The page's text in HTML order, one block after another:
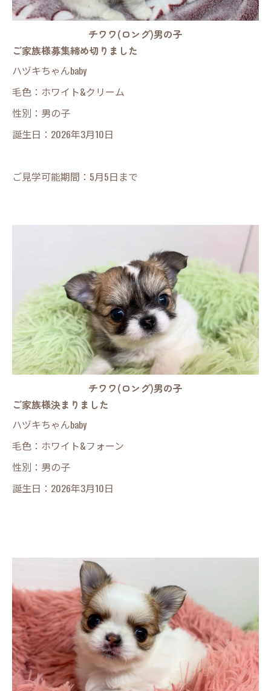
チワワ(ロング)男の子
ご家族様募集締め切りました
ハヅキちゃんbaby
毛色：ホワイト&クリーム
性別：男の子
誕生日：2026年3月10日
ご見学可能期間：5月5日まで
チワワ(ロング)男の子
ご家族様決まりました
ハヅキちゃんbaby
毛色：ホワイト&フォーン
性別：男の子
誕生日：2026年3月10日